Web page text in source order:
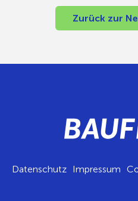
Zurück zur
Datenschutz Impressum